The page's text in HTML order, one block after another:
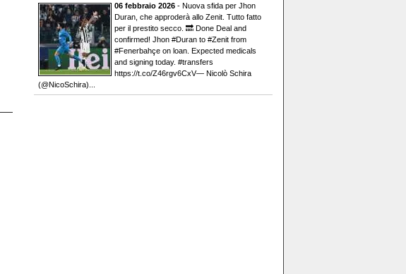
06 febbraio 2026 - Nuova sfida per Jhon
Duran, che approderà allo Zenit. Tutto fatto
per il prestito secco. 🔜 Done Deal and
confirmed! Jhon #Duran to #Zenit from
#Fenerbahçe on loan. Expected medicals
and signing today. #transfers
https://t.co/Z46rgv6CxV— Nicolò Schira
(@NicoSchira)...